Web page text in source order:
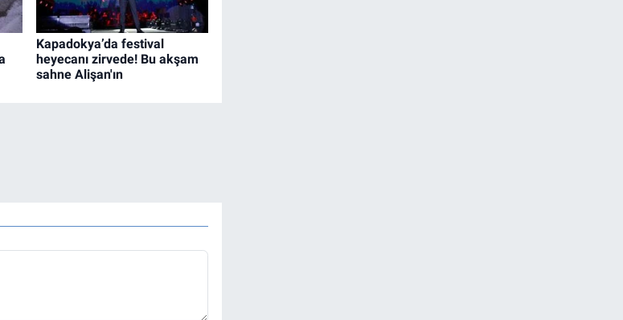
Kapadokya’da festival
heyecanı zirvede! Bu akşam
sahne Alişan'ın